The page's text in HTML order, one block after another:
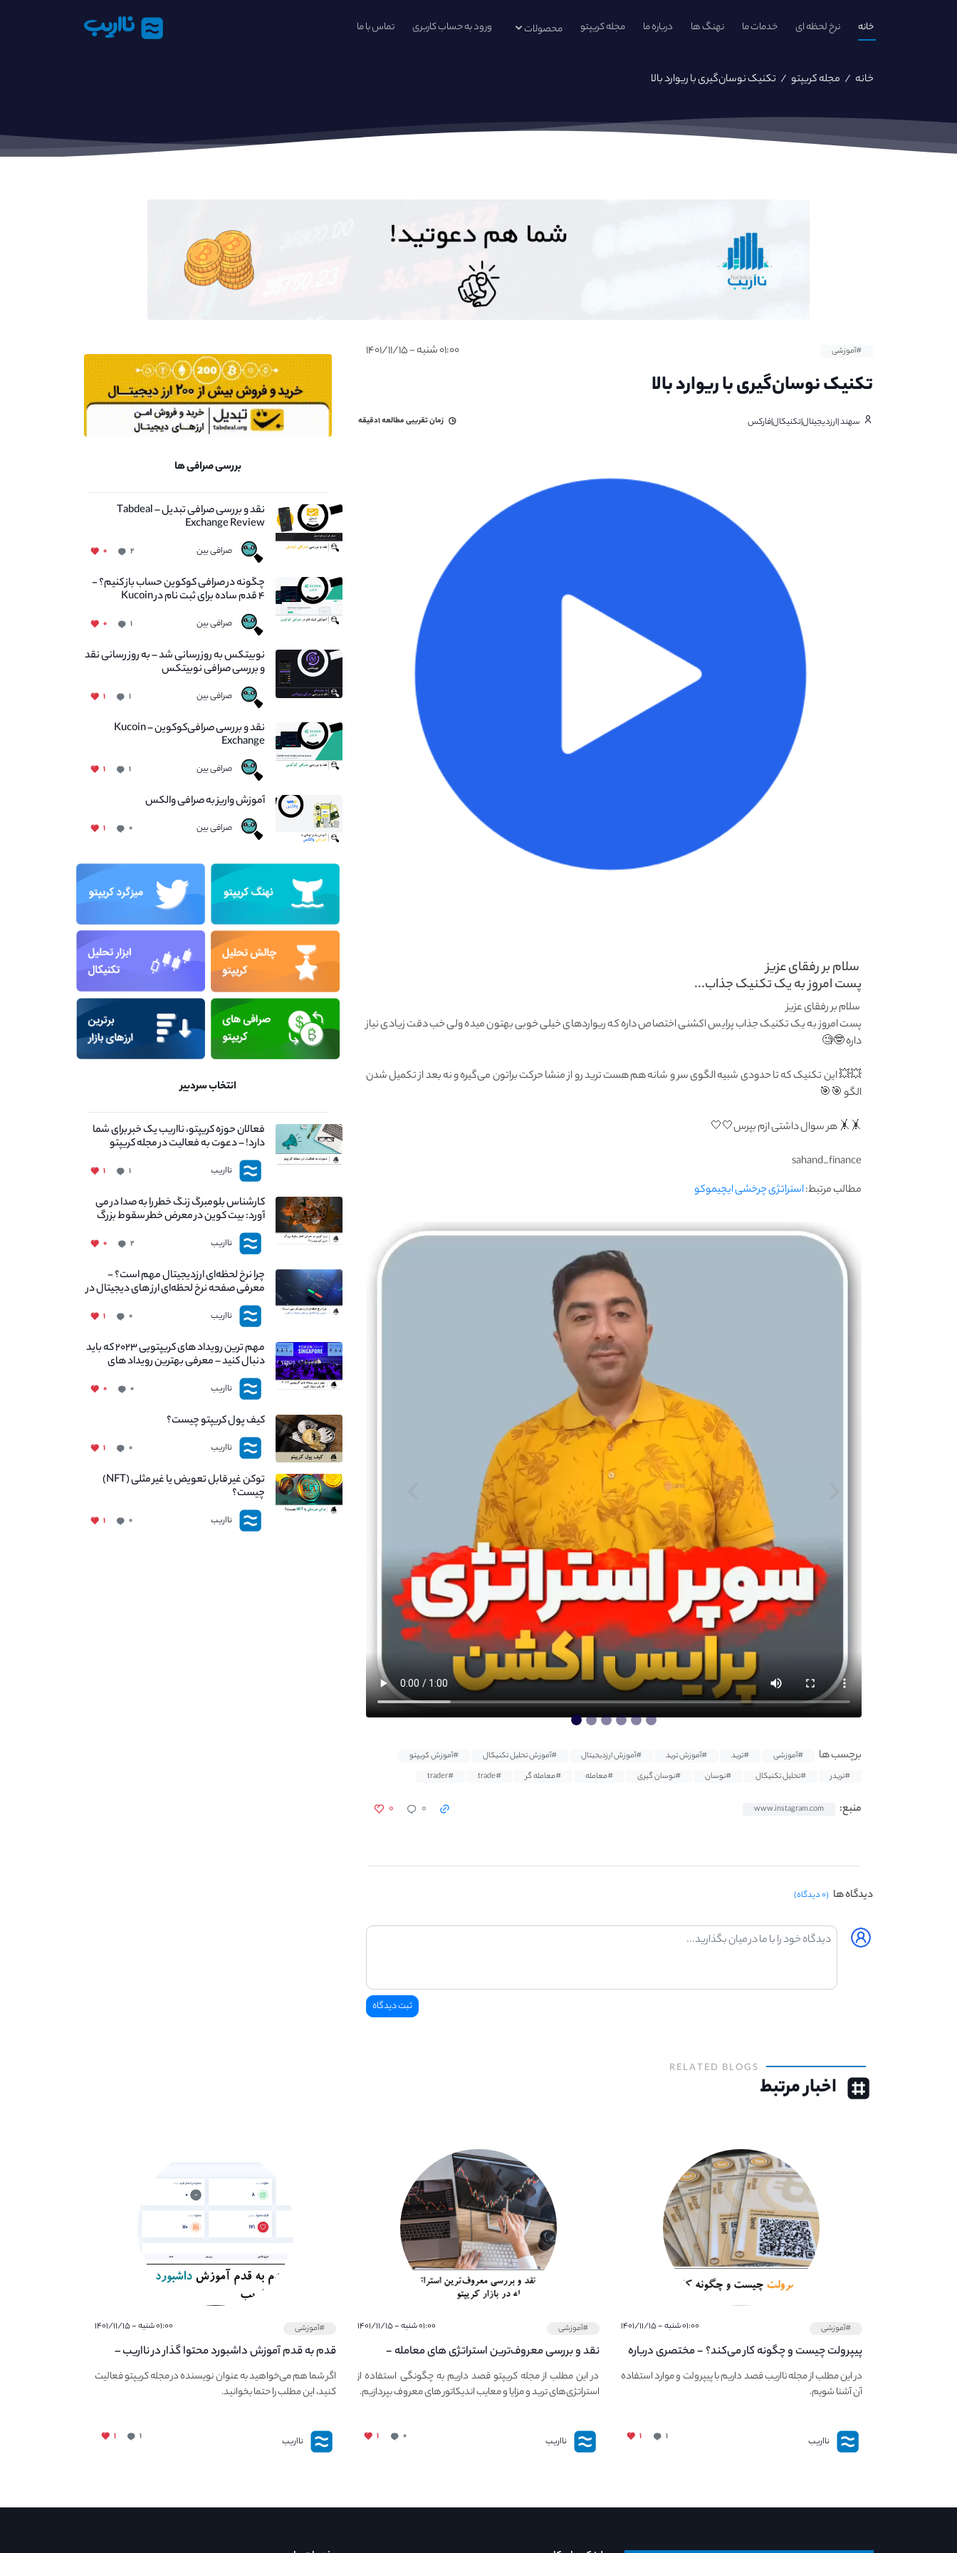
خانه نرخ لحظه ای خدمات ما نهنگ ها درباره ما مجله کریپتو محصولات ورود به حساب کاربری تماس با ما نااریب
خانه / مجله کریپتو / تکنیک نوسان‌گیری با ریوارد بالا
#آموزشی ۰۱:۰۰ شنبه - ۱۴۰۱/۱۱/۱۵
تکنیک نوسان‌گیری با ریوارد بالا
سهند |ارزدیجیتال|تکنیکال|فارکس زمان تقریبی مطالعه۱دقیقه
سلام بر رفقای عزیز
پست امروز به یک تکنیک جذاب...
سلام بر رفقای عزیز
پست امروز به یک تکنیک جذاب پرایس اکشنی اختصاص داره که ریواردهای خیلی خوبی بهتون میده ولی خب دقت زیادی نیاز
داره 🤓🧐
💥💥 این تکنیک که تا حدودی شبیه الگوی سر و شانه هم هست ترید رو از منشا حرکت براتون می‌گیره و نه بعد از تکمیل شدن
الگو 🎯🎯
🤸🤸 هر سوال داشتی ازم بپرس🤍🤍
sahand_finance
مطالب مرتبط:استراتژی چرخشی ایچیموکو
برچسب ها #آموزشی #ترید #آموزش ترید #آموزش ارزدیجیتال #آموزش تحلیل تکنیکال
#آموزش کریپتو
#تریدر
#تحلیل تکنیکال #نوسان #نوسان گیری #معامله #معامله گر #trade
#trader
منبع: www.instagram.com ۰ ۰
دیدگاه ها (۰ دیدگاه)
بررسی صرافی ها
نقد و بررسی صرافی تبدیل – Tabdeal
Exchange Review
صرافی بین ۲ ۰
چگونه در صرافی کوکوین حساب باز کنیم؟ -
۴ قدم ساده برای ثبت نام در Kucoin
صرافی بین ۱ ۰
نوبیتکس به روزرسانی شد – به روز رسانی نقد
و بررسی صرافی نوبیتکس
صرافی بین ۱ ۱
نقد و بررسی صرافی‌کوکوین – Kucoin
Exchange
صرافی بین ۱ ۱
آموزش واریز به صرافی والکس
صرافی بین ۰ ۱
انتخاب سردبیر
فعالان حوزه کریپتو، نااریب یک خبر برای شما
دارد! – دعوت به فعالیت در مجله کریپتو
نااریب ۱ ۱
کارشناس بلومبرگ زنگ خطر را به صدا در می
آورد: بیت کوین در معرض خطر سقوط بزرگ
است - دلیل آن چیست؟
نااریب ۲ ۰
چرا نرخ لحظه‌ای ارزدیجیتال مهم است؟ -
معرفی صفحه نرخ لحظه‌ای ارز های دیجیتال در
نااریب
نااریب ۰ ۱
مهم ترین رویداد های کریپتویی ۲۰۲۳ که باید
دنبال کنید – معرفی بهترین رویداد های
جهانی
نااریب ۰ ۰
کیف پول کریپتو چیست؟
نااریب ۰ ۱
توکن غیر قابل تعویض یا غیر مثلی (NFT)
چیست؟
نااریب ۰ ۱
RELATED BLOGS
اخبار مرتبط
#آموزشی ۰۱:۰۰ شنبه - ۱۴۰۱/۱۱/۱۵
پیپر‌ولت چیست و چگونه کار می‌کند؟ - مختصری درباره
PaperWallet
در این مطلب از مجله نااریب قصد داریم با پیپر‌ولت و موارد استفاده
آن آشنا شویم.
نااریب ۱ ۱
#آموزشی ۰۱:۰۰ شنبه - ۱۴۰۱/۱۱/۱۵
نقد و بررسی معروف‌ترین استراتژی های معامله -
معرفی استراتژی های مهم ترید در بازار کریپتو
در این مطلب از مجله کریپتو قصد داریم به چگونگی استفاده از
استراتژی‌های ترید و مزایا و معایب اندیکاتور های معروف بپردازیم.
نااریب ۰ ۱
#آموزشی ۰۱:۰۰ شنبه - ۱۴۰۱/۱۱/۱۵
قدم به قدم آموزش داشبورد محتوا گذار در نااریب –
چجوری در نااریب محتوا بگذاریم؟
اگر شما هم می‌خواهید به عنوان نویسنده در مجله کریپتو فعالیت
کنید، این مطلب را حتما بخوانید.
نااریب ۱ ۱